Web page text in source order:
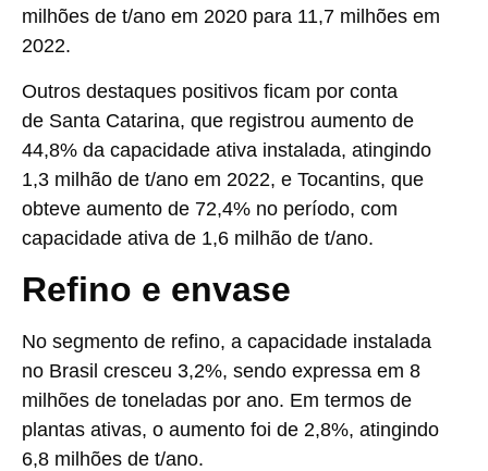
milhões de t/ano em 2020 para 11,7 milhões em
2022.
Outros destaques positivos ficam por conta
de Santa Catarina, que registrou aumento de
44,8% da capacidade ativa instalada, atingindo
1,3 milhão de t/ano em 2022, e Tocantins, que
obteve aumento de 72,4% no período, com
capacidade ativa de 1,6 milhão de t/ano.
Refino e envase
No segmento de refino, a capacidade instalada
no Brasil cresceu 3,2%, sendo expressa em 8
milhões de toneladas por ano. Em termos de
plantas ativas, o aumento foi de 2,8%, atingindo
6,8 milhões de t/ano.